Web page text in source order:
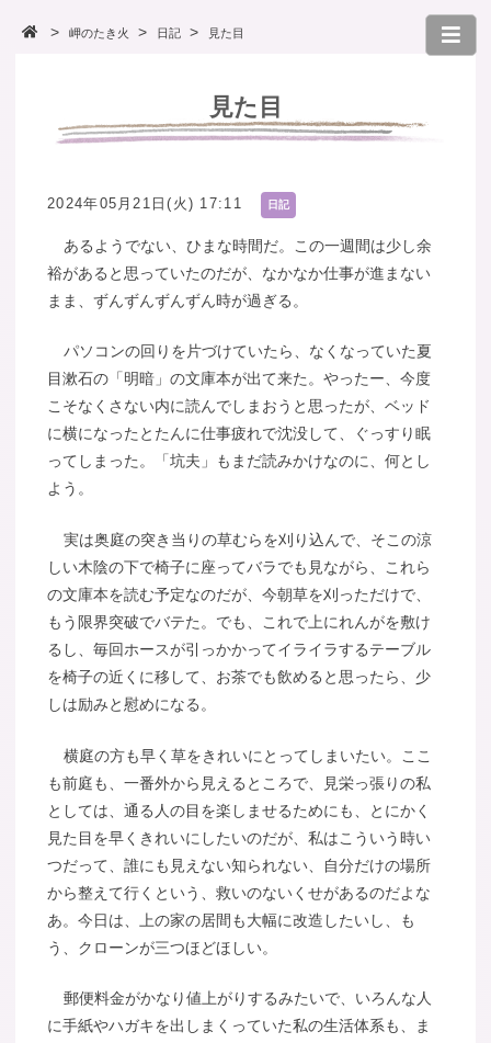
岬のたき火 日記 見た目
見た目
2024年05月21日(火) 17:11 日記
あるようでない、ひまな時間だ。この一週間は少し余
裕があると思っていたのだが、なかなか仕事が進まない
まま、ずんずんずんずん時が過ぎる。
パソコンの回りを片づけていたら、なくなっていた夏
目漱石の「明暗」の文庫本が出て来た。やったー、今度
こそなくさない内に読んでしまおうと思ったが、ベッド
に横になったとたんに仕事疲れで沈没して、ぐっすり眠
ってしまった。「坑夫」もまだ読みかけなのに、何とし
よう。
実は奥庭の突き当りの草むらを刈り込んで、そこの涼
しい木陰の下で椅子に座ってバラでも見ながら、これら
の文庫本を読む予定なのだが、今朝草を刈っただけで、
もう限界突破でバテた。でも、これで上にれんがを敷け
るし、毎回ホースが引っかかってイライラするテーブル
を椅子の近くに移して、お茶でも飲めると思ったら、少
しは励みと慰めになる。
横庭の方も早く草をきれいにとってしまいたい。ここ
も前庭も、一番外から見えるところで、見栄っ張りの私
としては、通る人の目を楽しませるためにも、とにかく
見た目を早くきれいにしたいのだが、私はこういう時い
つだって、誰にも見えない知られない、自分だけの場所
から整えて行くという、救いのないくせがあるのだよな
あ。今日は、上の家の居間も大幅に改造したいし、も
う、クローンが三つほどほしい。
郵便料金がかなり値上がりするみたいで、いろんな人
に手紙やハガキを出しまくっていた私の生活体系も、ま